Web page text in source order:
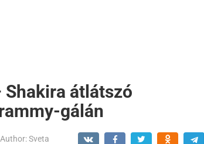
Shakira átlátszó
gálán
Author:Sveta